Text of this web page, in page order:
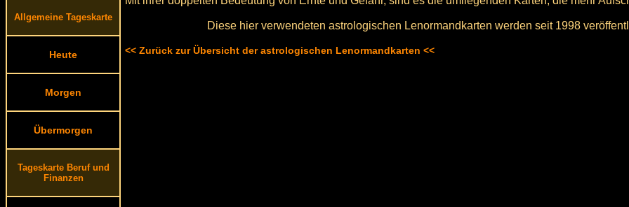
Allgemeine Tageskarte
Heute
Morgen
Übermorgen
Tageskarte Beruf und
Finanzen
Diese hier verwendeten astrologischen Lenormandkarten werden seit 1998
<< Zurück zur Übersicht der astrologischen Lenormandkarten <<